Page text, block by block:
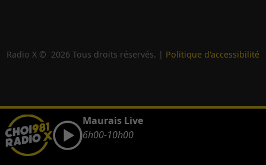
Radio X © 2026 Tous droits réservés. | Politique d'accessibilité
Maurais Live
6h00-10h00